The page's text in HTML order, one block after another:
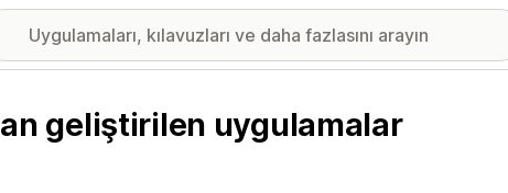
geliştirilen uygulamalar